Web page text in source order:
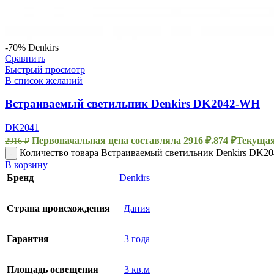
-70% Denkirs
Сравнить
Быстрый просмотр
В список желаний
Встраиваемый светильник Denkirs DK2042-WH
DK2041
2916₽ Первоначальная цена составляла 2916 ₽.874 ₽
- Количество товара Встраиваемый светильник Denkirs
В корзину
Бренд
Denkirs
Страна происхождения Дания
Гарантия 3 года
Площадь освещения 3 кв.м